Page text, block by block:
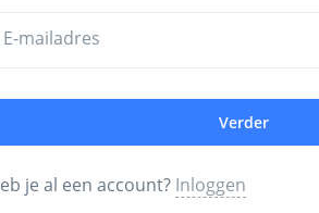
E-mailadres
Verder
je al een account? Inloggen